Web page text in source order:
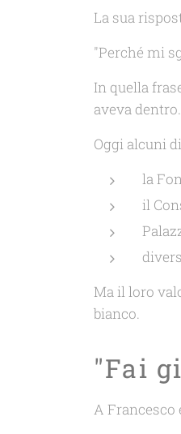
La sua
"Perché mi
In quella
aveva dentro.
Oggi alcuni
la
il
Ma il loro
bianco.
"Fai
A